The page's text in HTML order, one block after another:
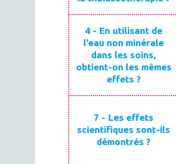
4 - En utilisant de
l’eau non minérale
dans les soins,
obtient-on les mêmes
effets ?
7 - Les effets
scientifiques sont-ils
démontrés ?